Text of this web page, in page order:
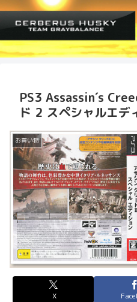
PS3 Assassin´s
ド 2 スペシャルエデ
お買い物
X